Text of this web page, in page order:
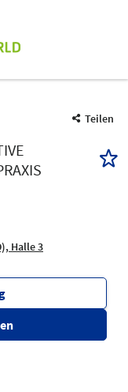
Teilen
Halle 3